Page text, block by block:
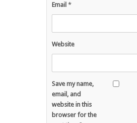
Email *
Website
Save my name,
email, and
website in this
browser for the